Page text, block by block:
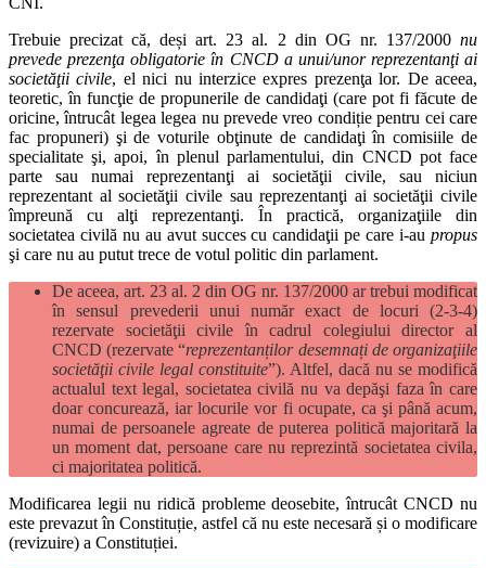
Trebuie precizat că, deși art. 23 al. 2 din OG nr. 137/2000 nu
prevede prezenţa obligatorie în CNCD a unui/unor reprezentanţi ai
societăţii civile, el nici nu interzice expres prezenţa lor. De aceea,
teoretic, în funcţie de propunerile de candidaţi (care pot fi făcute de
oricine, întrucât legea legea nu prevede vreo condiție pentru cei care
fac propuneri) şi de voturile obţinute de candidaţi în comisiile de
specialitate şi, apoi, în plenul parlamentului, din CNCD pot face
parte sau numai reprezentanţi ai societăţii civile, sau niciun
reprezentant al societăţii civile sau reprezentanţi ai societăţii civile
împreună cu alţi reprezentanţi. În practică, organizaţiile din
societatea civilă nu au avut succes cu candidaţii pe care i-au propus
şi care nu au putut trece de votul politic din parlament.
De aceea, art. 23 al. 2 din OG nr. 137/2000 ar trebui modificat
în sensul prevederii unui număr exact de locuri (2-3-4)
rezervate societăţii civile în cadrul colegiului director al
CNCD (rezervate “reprezentanților desemnați de organizaţiile
societăţii civile legal constituite”). Altfel, dacă nu se modifică
actualul text legal, societatea civilă nu va depăşi faza în care
doar concurează, iar locurile vor fi ocupate, ca şi până acum,
numai de persoanele agreate de puterea politică majoritară la
un moment dat, persoane care nu reprezintă societatea civila,
ci majoritatea politică.
Modificarea legii nu ridică probleme deosebite, întrucât CNCD nu
este prevazut în Constituție, astfel că nu este necesară și o modificare
(revizuire) a Constituției.